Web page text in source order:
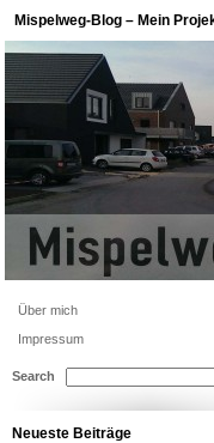
Mispelweg-Blog – Mein
Über mich
Impressum
Search
Neueste Beiträge